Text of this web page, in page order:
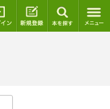
ログイン 新規登録